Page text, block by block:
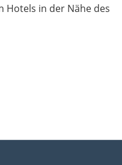
Hotels in der Nähe des